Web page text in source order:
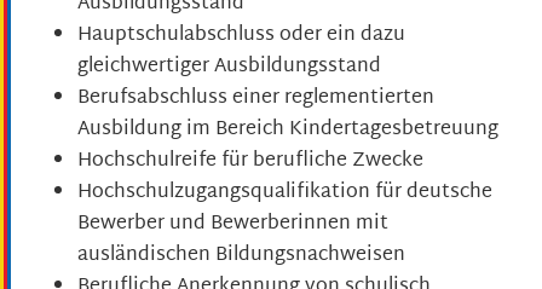
Hauptschulabschluss oder ein dazu
gleichwertiger Ausbildungsstand
Berufsabschluss einer reglementierten
Ausbildung im Bereich Kindertagesbetreuung
Hochschulreife für berufliche Zwecke
Hochschulzugangsqualifikation für deutsche
Bewerber und Bewerberinnen mit
ausländischen Bildungsnachweisen